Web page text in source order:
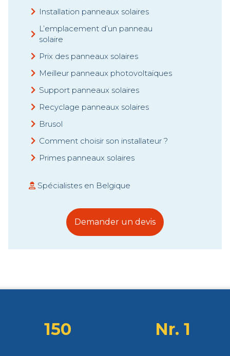
Installation panneaux solaires
L’emplacement d’un panneau
solaire
Prix des panneaux solaires
Meilleur panneaux photovoltaïques
Support panneaux solaires
Recyclage panneaux solaires
Brusol
Comment choisir son installateur ?
Primes panneaux solaires
Spécialistes en Belgique
Demander un devis
150 Nr. 1